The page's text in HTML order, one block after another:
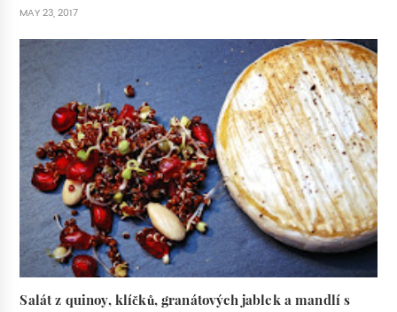
MAY 23, 2017
Salát z quinoy, klíčků, granátových jablek a mandlí s